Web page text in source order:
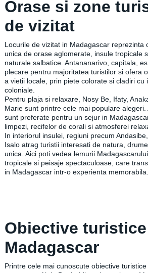
Orase si zone
de vizitat
Locurile de vizitat in Madagascar reprezinta
unica de orase aglomerate, insule tropicale
naturale salbatice. Antananarivo, capitala,
plecare pentru majoritatea turistilor si ofera
a vietii locale, prin piete colorate si cladiri cu
coloniale.
Pentru plaja si relaxare, Nosy Be, Ifaty,
Marie sunt printre cele mai populare alegeri.
sunt preferate pentru un sejur in
limpezi, recifelor de corali si atmosferei
In interiorul insulei, regiuni precum
Isalo atrag turistii interesati de natura,
unica. Aici poti vedea lemurii
tropicale si peisaje spectaculoase, care
in Madagascar intr-o experienta memorabila.
Obiective
Madagascar
Printre cele mai cunoscute obiective